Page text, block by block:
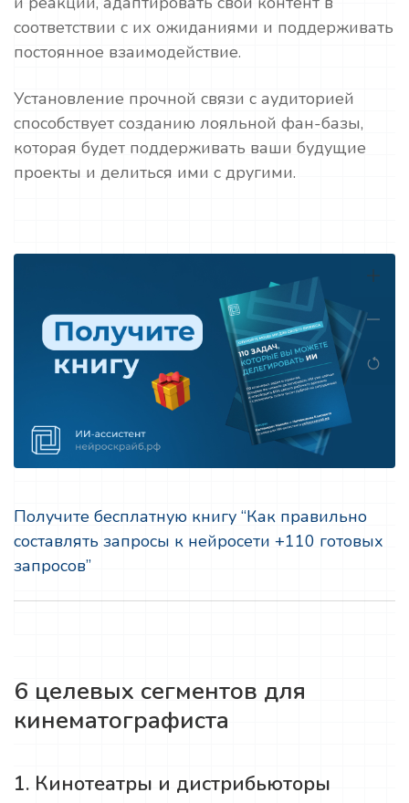
соответствии с их ожиданиями и поддерживать
постоянное взаимодействие.
Установление прочной связи с аудиторией
способствует созданию лояльной фан-базы,
которая будет поддерживать ваши будущие
проекты и делиться ими с другими.
Получите бесплатную книгу “Как правильно
составлять запросы к нейросети +110 готовых
запросов”
6 целевых сегментов для
кинематографиста
1. Кинотеатры и дистрибьюторы